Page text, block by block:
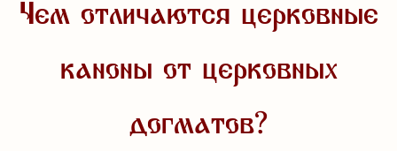
Чем отличаются церковные
каноны от церковных
догматов?